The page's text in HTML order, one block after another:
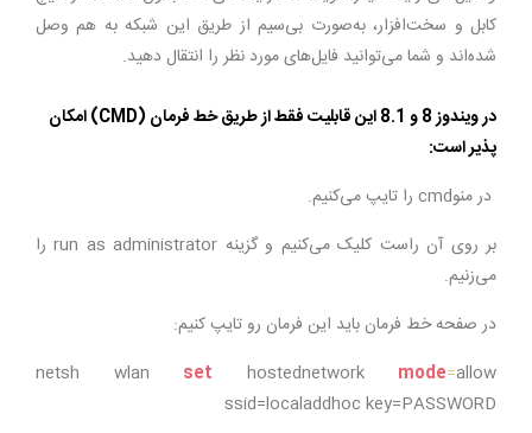
کابل و سخت‌افزار، به‌صورت بی‌سیم از طریق این شبکه به هم وصل
شده‌اند و شما می‌توانید فایل‌های مورد نظر را انتقال دهید.
در ویندوز 8 و 8.1 این قابلیت فقط از طریق خط فرمان (CMD) امکان
پذیر است:
در منوcmd را تایپ می‌کنیم.
بر روی آن راست کلیک می‌کنیم و گزینه run as administrator را
می‌زنیم.
در صفحه خط فرمان باید این فرمان رو تایپ کنیم:
netsh wlanset hostednetworkmode=allow
ssid=localaddhoc key=PASSWORD